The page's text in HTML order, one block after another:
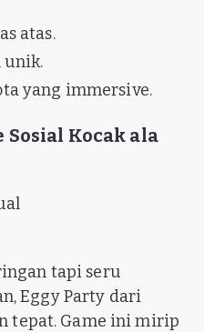
atas.
unik.
yang immersive.
Sosial Kocak ala
tapi seru
Eggy Party dari
tepat. Game ini mirip